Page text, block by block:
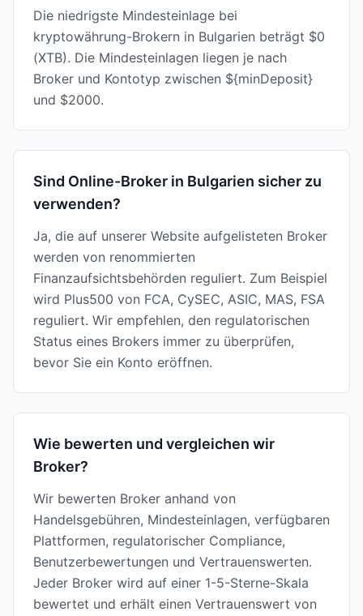
Die niedrigste Mindesteinlage bei
kryptowährung-Brokern in Bulgarien beträgt $0
(XTB). Die Mindesteinlagen liegen je nach
Broker und Kontotyp zwischen ${minDeposit}
und $2000.
Sind Online-Broker in Bulgarien sicher zu
verwenden?
Ja, die auf unserer Website aufgelisteten Broker
werden von renommierten
Finanzaufsichtsbehörden reguliert. Zum Beispiel
wird Plus500 von FCA, CySEC, ASIC, MAS, FSA
reguliert. Wir empfehlen, den regulatorischen
Status eines Brokers immer zu überprüfen,
bevor Sie ein Konto eröffnen.
Wie bewerten und vergleichen wir
Broker?
Wir bewerten Broker anhand von
Handelsgebühren, Mindesteinlagen, verfügbaren
Plattformen, regulatorischer Compliance,
Benutzerbewertungen und Vertrauenswerten.
Jeder Broker wird auf einer 1-5-Sterne-Skala
bewertet und erhält einen Vertrauenswert von